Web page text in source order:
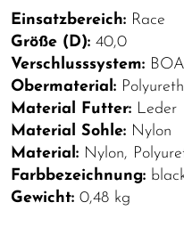
Einsatzbereich: Race
Größe (D): 40,0
Verschlusssystem:
Obermaterial:
Material Futter: Leder
Material Sohle: Nylon
Material: Nylon,
Farbbezeichnung:
Gewicht: 0,48 kg